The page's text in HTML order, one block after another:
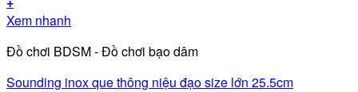
Xem nhanh
Đồ chơi BDSM - Đồ chơi bạo dâm
Sounding inox que thông niệu đạo size lớn 25.5cm